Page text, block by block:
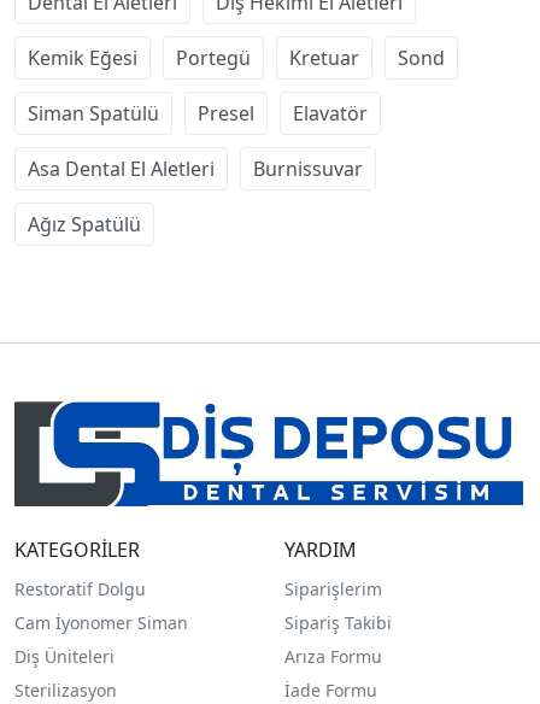
Kemik Eğesi Portegü Kretuar Sond
Siman Spatülü Presel Elavatör
Asa Dental El Aletleri Burnissuvar
Ağız Spatülü
KATEGORİLER
Restoratif Dolgu
Cam İyonomer Siman
Diş Üniteleri
Sterilizasyon
YARDIM
Siparişlerim
Sipariş Takibi
Arıza Formu
İade Formu